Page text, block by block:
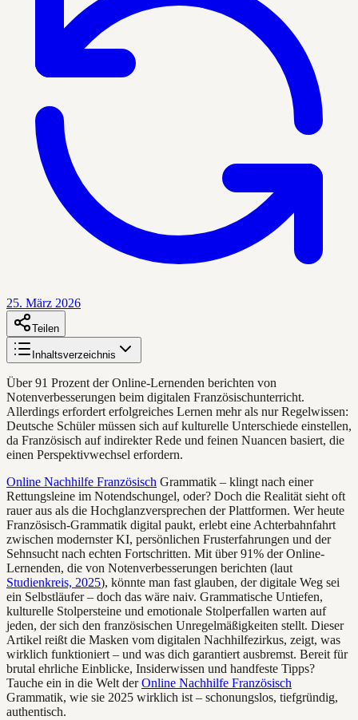
25. März 2026
Teilen
Inhaltsverzeichnis
Über 91 Prozent der Online-Lernenden berichten von
Notenverbesserungen beim digitalen Französischunterricht.
Allerdings erfordert erfolgreiches Lernen mehr als nur Regelwissen:
Deutsche Schüler müssen sich auf kulturelle Unterschiede einstellen,
da Französisch auf indirekter Rede und feinen Nuancen basiert, die
einen Perspektivwechsel erfordern.
Online Nachhilfe Französisch Grammatik – klingt nach einer
Rettungsleine im Notendschungel, oder? Doch die Realität sieht oft
rauer aus als die Hochglanzversprechen der Plattformen. Wer heute
Französisch-Grammatik digital paukt, erlebt eine Achterbahnfahrt
zwischen modernster KI, persönlichen Frusterfahrungen und der
Sehnsucht nach echten Fortschritten. Mit über 91% der Online-
Lernenden, die von Notenverbesserungen berichten (laut
Studienkreis, 2025), könnte man fast glauben, der digitale Weg sei
ein Selbstläufer – doch das wäre naiv. Grammatische Untiefen,
kulturelle Stolpersteine und emotionale Stolperfallen warten auf
jeden, der sich den französischen Unregelmäßigkeiten stellt. Dieser
Artikel reißt die Masken vom digitalen Nachhilfezirkus, zeigt, was
wirklich funktioniert – und was dich garantiert ausbremst. Bereit für
brutal ehrliche Einblicke, Insiderwissen und handfeste Tipps?
Tauche ein in die Welt derOnline Nachhilfe Französisch
Grammatik, wie sie 2025 wirklich ist – schonungslos, tiefgründig,
authentisch.